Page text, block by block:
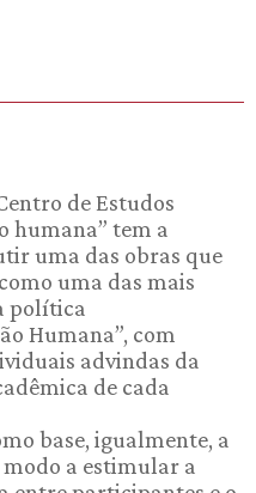
de Estudos
humana” tem a
uma das obras que
uma das mais
política
Humana”, com
advindas da
de cada
base, igualmente, a
a estimular a